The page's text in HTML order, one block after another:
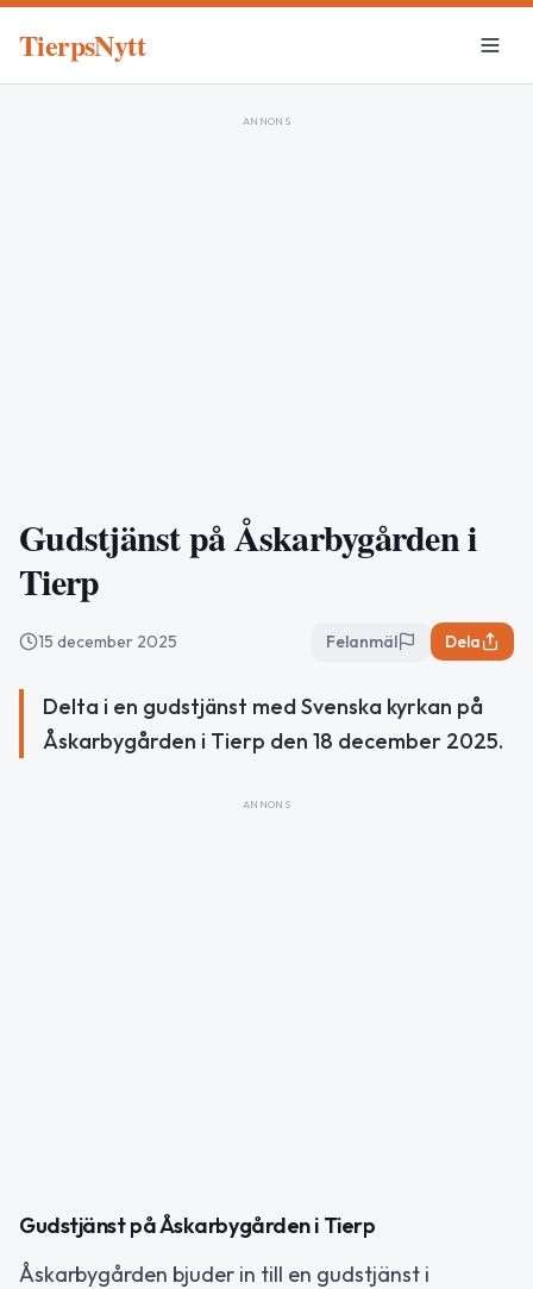
TierpsNytt
ANNONS
Gudstjänst på Åskarbygården i
Tierp
15 december 2025 Felanmäl Dela
Delta i en gudstjänst med Svenska kyrkan på
Åskarbygården i Tierp den 18 december 2025.
ANNONS
Gudstjänst på Åskarbygården i Tierp
Åskarbygården bjuder in till en gudstjänst i